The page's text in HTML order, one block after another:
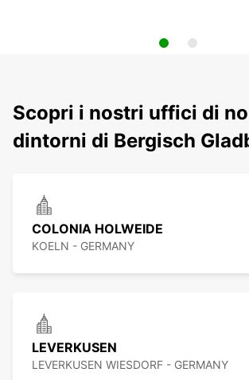
Scopri i nostri uffici di
dintorni di Bergisch
COLONIA HOLWEIDE
KOELN - GERMANY
LEVERKUSEN
LEVERKUSEN WIESDORF - GERMANY